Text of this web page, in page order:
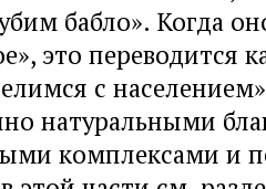
бабло». Когда
это переводится
с
натуральными
комплексами и